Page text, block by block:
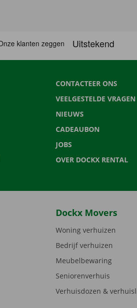
CONTACTEER ONS
VEELGESTELDE VRAGEN
NIEUWS
CADEAUBON
JOBS
OVER DOCKX RENTAL
Dockx Movers
Woning verhuizen
Bedrijf verhuizen
Meubelbewaring
Seniorenverhuis
Verhuisdozen &